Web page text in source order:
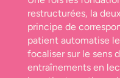
restructurées, la
principe de
patient automatise
focaliser sur le sens
entraînements en